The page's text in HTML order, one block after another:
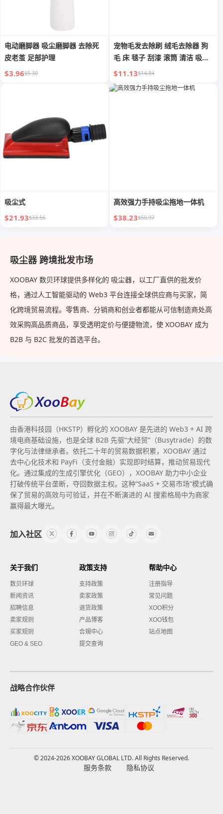
电动磨脚器 吸尘磨脚器 去除死
皮老茧 足部护理
$3.96$5.30
宠物毛发去除刷 绒毛去除器 狗
毛 床 毯子 刮漆 滚筒 清洁 吸尘
猫毛 清洁器 便携小工具
$11.13$14.84
吸尘式
$21.93$33.56
高效强力手持吸尘拖地一体机
$38.23$50.97
吸尘器 跨境批发市场
XOOBAY 数贝环球提供多样化的 吸尘器，以工厂直供的批发价
格，通过人工智能驱动的 Web3 平台连接全球供应商与买家，简
化跨境贸易流程。零售商、分销商和创业者都能从可信制造商处高
效采购高品质商品，享受透明定价与便捷物流，使 XOOBAY 成为
B2B 与 B2C 批发的首选平台。
由香港科技园（HKSTP）孵化的 XOOBAY 是先进的 Web3 + AI 跨
境电商基础设施，也是全球 B2B 先驱“大经贸”（Busytrade）的数
字化与法律继承者。依托二十年的贸易数据积累，XOOBAY 通过
去中心化技术和 PayFi（支付金融）实现即时结算，推动贸易现代
化。通过集成的生成引擎优化（GEO），XOOBAY 助力中小企业
打破传统平台垄断，夺回数据主权。这种“SaaS + 交易市场”模式确
保了贸易的高效与可验证，并在不断演进的 AI 搜索格局中为商家
赢得最大曝光。
加入社区
关于我们
数贝环球
新闻资讯
招聘信息
卖家规则
买家规则
GEO & SEO
政策支持
支持政策
卖家政策
退货政策
产品博客
合規中心
提交查询
帮助中心
注册指导
常见问题
XOO积分
XOO钱包
站点地图
战略合作伙伴
© 2024-2026 XOOBAY GLOBAL LTD. All Rights Reserved.
服务条款 隐私协议